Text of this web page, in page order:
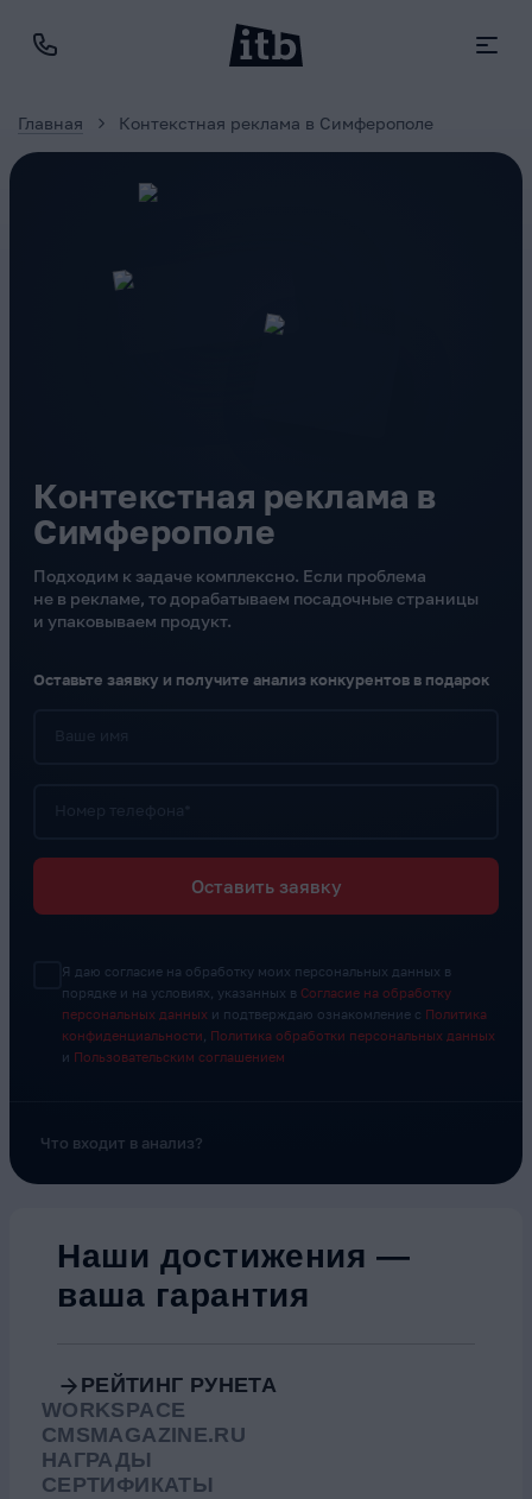
Главная Контекстная реклама в Симферополе
Контекстная реклама в
Симферополе
Подходим к задаче комплексно. Если проблема
не в рекламе, то дорабатываем посадочные страницы
и упаковываем продукт.
Оставьте заявку и получите анализ конкурентов в подарок
Оставить заявку
Я даю согласие на обработку моих персональных данных в
порядке и на условиях, указанных в Согласие на обработку
персональных данных и подтверждаю ознакомление с Политика
конфиденциальности
Политика обработки персональных данных
и Пользовательским соглашением
Что входит в анализ?
Наши достижения —
ваша гарантия
РЕЙТИНГ РУНЕТА
WORKSPACE
CMSMAGAZINE.RU
НАГРАДЫ
СЕРТИФИКАТЫ